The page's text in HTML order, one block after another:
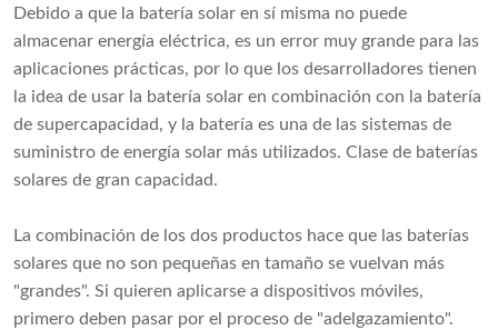
Debido a que la batería solar en sí misma no puede
almacenar energía eléctrica, es un error muy grande para las
aplicaciones prácticas, por lo que los desarrolladores tienen
la idea de usar la batería solar en combinación con la batería
de supercapacidad, y la batería es una de las sistemas de
suministro de energía solar más utilizados. Clase de baterías
solares de gran capacidad.
La combinación de los dos productos hace que las baterías
solares que no son pequeñas en tamaño se vuelvan más
"grandes". Si quieren aplicarse a dispositivos móviles,
primero deben pasar por el proceso de "adelgazamiento".